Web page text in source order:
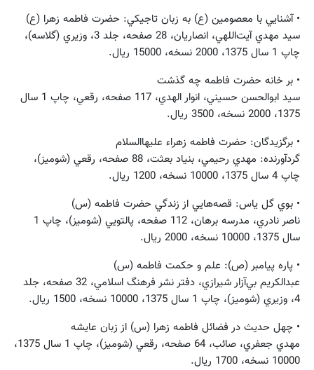
• آشنايي با معصومين (ع) به زبان تاجيكي: حضرت فاطمه زهرا (ع)
سيد مهدي آيت‌اللهي، انصاريان، 28 صفحه، جلد 3، وزيري (گلاسه)،
چاپ 1 سال 1375، 2000 نسخه، 15000 ريال.
• بر خانه حضرت فاطمه چه گذشت
سيد ابوالحسن حسيني، انوار الهدي، 117 صفحه، رقعي، چاپ 1 سال
1375، 2000 نسخه، 3500 ريال.
• برگزيدگان: حضرت فاطمه زهراء عليهاالسلام
گردآورنده: مهدي رحيمي، بنياد بعثت، 88 صفحه، رقعي (شوميز)،
چاپ 4 سال 1375، 10000 نسخه، 1200 ريال.
• بوي گل ياس: قصه‌هايي از زندگي حضرت فاطمه (س)
ناصر نادري، مدرسه برهان، 112 صفحه، پالتويي (شوميز)، چاپ 1
سال 1375، 10000 نسخه، 2000 ريال.
• پاره پيامبر (ص): علم و حكمت فاطمه (س)
عبدالكريم بي‌آزار شيرازي، دفتر نشر فرهنگ اسلامي، 32 صفحه، جلد
4، وزيري (شوميز)، چاپ 1 سال 1375، 10000 نسخه، 1500 ريال.
• چهل حديث در فضائل فاطمه زهرا (س) از زبان عايشه
مهدي جعفري، صائب، 64 صفحه، رقعي (شوميز)، چاپ 1 سال 1375،
10000 نسخه، 1700 ريال.